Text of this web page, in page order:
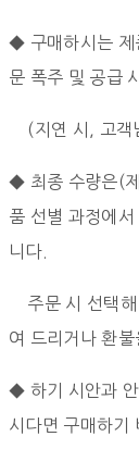
◆ 구매하시는 제
문 폭주 및 공급
(지연 시, 고객
◆ 최종 수량은(
품 선별 과정에서
니다.
주문 시 선택해
여 드리거나 환불
◆ 하기 시안과 안
시다면 구매하기